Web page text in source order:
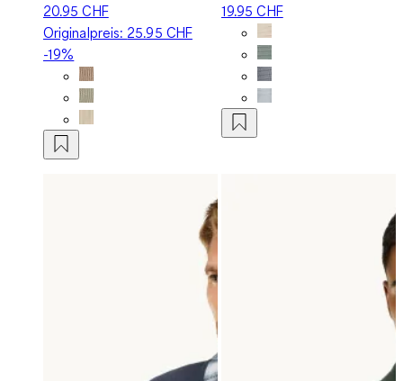
20.95 CHF
Originalpreis: 25.95 CHF
-19%
19.95 CHF